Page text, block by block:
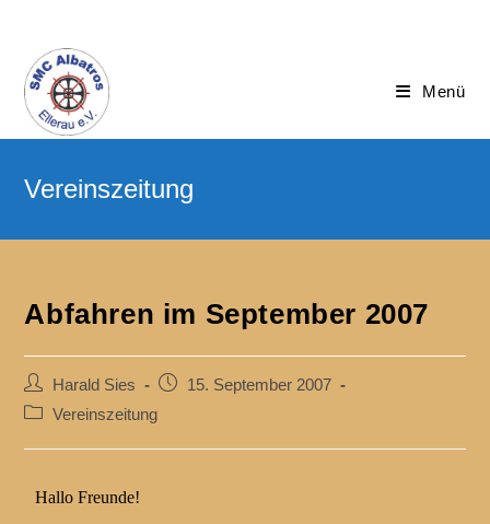
Menü
Abfahren im September 2007
Harald Sies
15. September 2007
Vereinszeitung
Hallo Freunde!